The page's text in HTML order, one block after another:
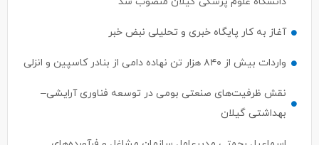
آغاز به کار پایگاه خبری و تحلیلی نبض خبر
واردات بیش از ۸۴۰ هزار تن نهاده دامی از بنادر كاسپین و انزلی
نقش ظرفیت‌های صنعتی بومی در توسعه فناوری آرایشی–
بهداشتی گیلان
اسماعیل رحمتی مدیرعامل سازمان مشاغل و فرآورده‌های